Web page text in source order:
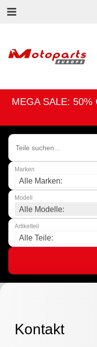
MEGA SALE: 50%
Marken
Alle Marken:
Modell
Alle Modelle:
Artikelteil
Alle Teile:
Kontakt